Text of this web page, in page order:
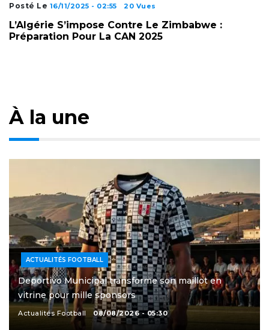
Posté Le 16/11/2025 - 02:55 20 Vues
L’Algérie S’impose Contre Le Zimbabwe :
Préparation Pour La CAN 2025
À la une
ACTUALITÉS FOOTBALL
Deportivo Municipal transforme son maillot en
vitrine pour mille sponsors
Actualités Football 08/08/2026 - 05:30